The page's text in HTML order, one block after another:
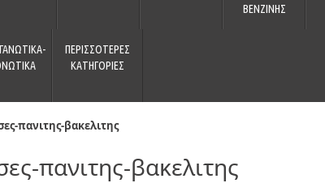
ΒΕΝΖΙΝΗΣ
ΠΕΡΙΣΣΟΤΕΡΕΣ
ΚΑΤΗΓΟΡΙΕΣ
πανιτης-βακελιτης
πανιτης-βακελιτης